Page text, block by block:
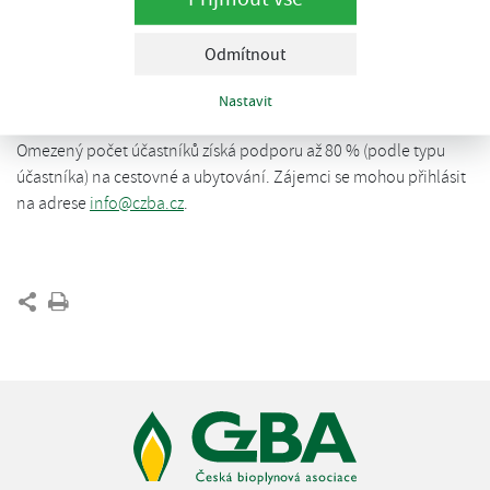
Odmítnout
Nastavit
upgradingové systémy a čištění bioplynu, monitoring a řízení
Omezený počet účastníků získá podporu až 80 % (podle typu
účastníka) na cestovné a ubytování. Zájemci se mohou přihlásit
na adrese info@czba.cz.